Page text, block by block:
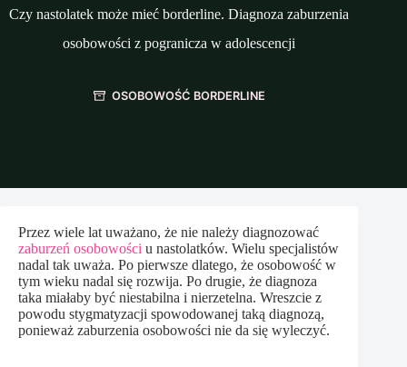
Czy nastolatek może mieć borderline. Diagnoza zaburzenia
osobowości z pogranicza w adolescencji
OSOBOWOŚĆ BORDERLINE
Przez wiele lat uważano, że nie należy diagnozować
zaburzeń osobowości u nastolatków. Wielu specjalistów
nadal tak uważa. Po pierwsze dlatego, że osobowość w
tym wieku nadal się rozwija. Po drugie, że diagnoza
taka miałaby być niestabilna i nierzetelna. Wreszcie z
powodu stygmatyzacji spowodowanej taką diagnozą,
ponieważ zaburzenia osobowości nie da się wyleczyć.